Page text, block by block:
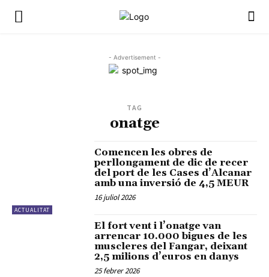
- Advertisement -
TAG
onatge
ACTUALITAT
Comencen les obres de
perllongament de dic de recer
del port de les Cases d’Alcanar
amb una inversió de 4,5 MEUR
16 juliol 2026
El fort vent i l’onatge van
arrencar 10.000 bigues de les
muscleres del Fangar, deixant
2,5 milions d’euros en danys
25 febrer 2026